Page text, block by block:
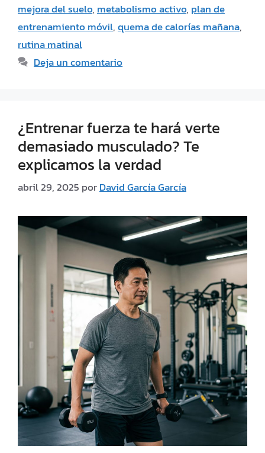
mejora del suelo, metabolismo activo, plan de
entrenamiento móvil,quema de calorías mañana,
rutina matinal
Deja un comentario
¿Entrenar fuerza te hará verte
demasiado musculado? Te
explicamos la verdad
abril 29, 2025 porDavid García García